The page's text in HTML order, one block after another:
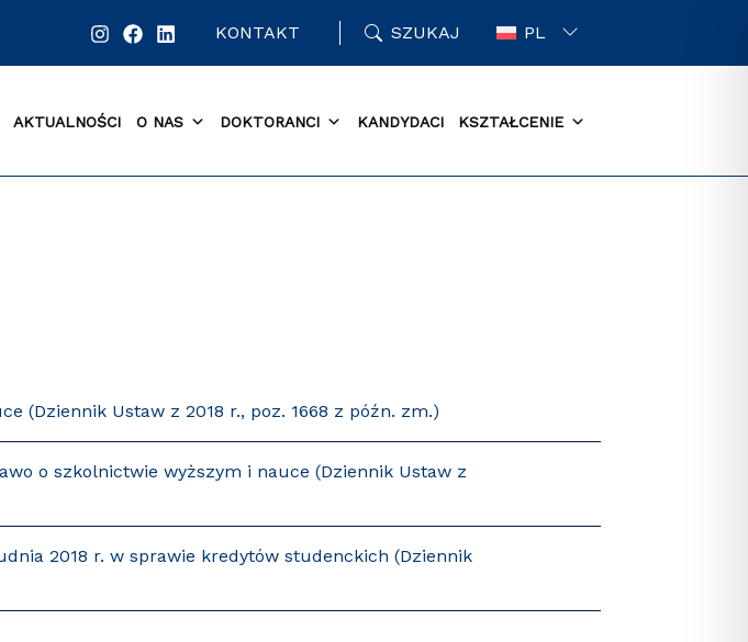
KONTAKT SZUKAJ PL
AKTUALNOŚCI O NAS DOKTORANCI KANDYDACI KSZTAŁCENIE
(Dziennik Ustaw z 2018 r., poz. 1668 z późn. zm.)
o szkolnictwie wyższym i nauce (Dziennik Ustaw z
2018 r. w sprawie kredytów studenckich (Dziennik